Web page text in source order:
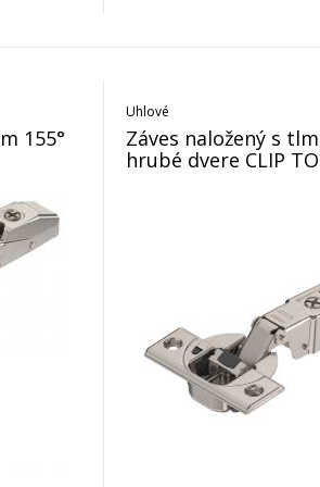
155°
Uhlové
Záves naložený s
hrubé dvere CLIP